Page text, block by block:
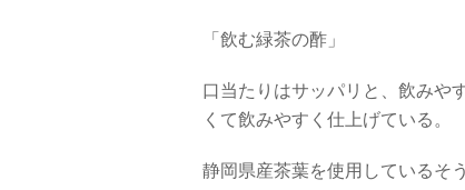
「飲む緑茶の酢」
口当たりはサッパリと、飲みや
くて飲みやすく仕上げている。
静岡県産茶葉を使用しているそ